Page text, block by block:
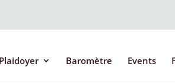
Plaidoyer Baromètre Events